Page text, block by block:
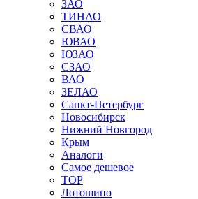
ЗАО
ТИНАО
СВАО
ЮВАО
ЮЗАО
СЗАО
ВАО
ЗЕЛАО
Санкт-Петербург
Новосибирск
Нижний Новгород
Крым
Аналоги
Самое дешевое
TOP
Лотошино